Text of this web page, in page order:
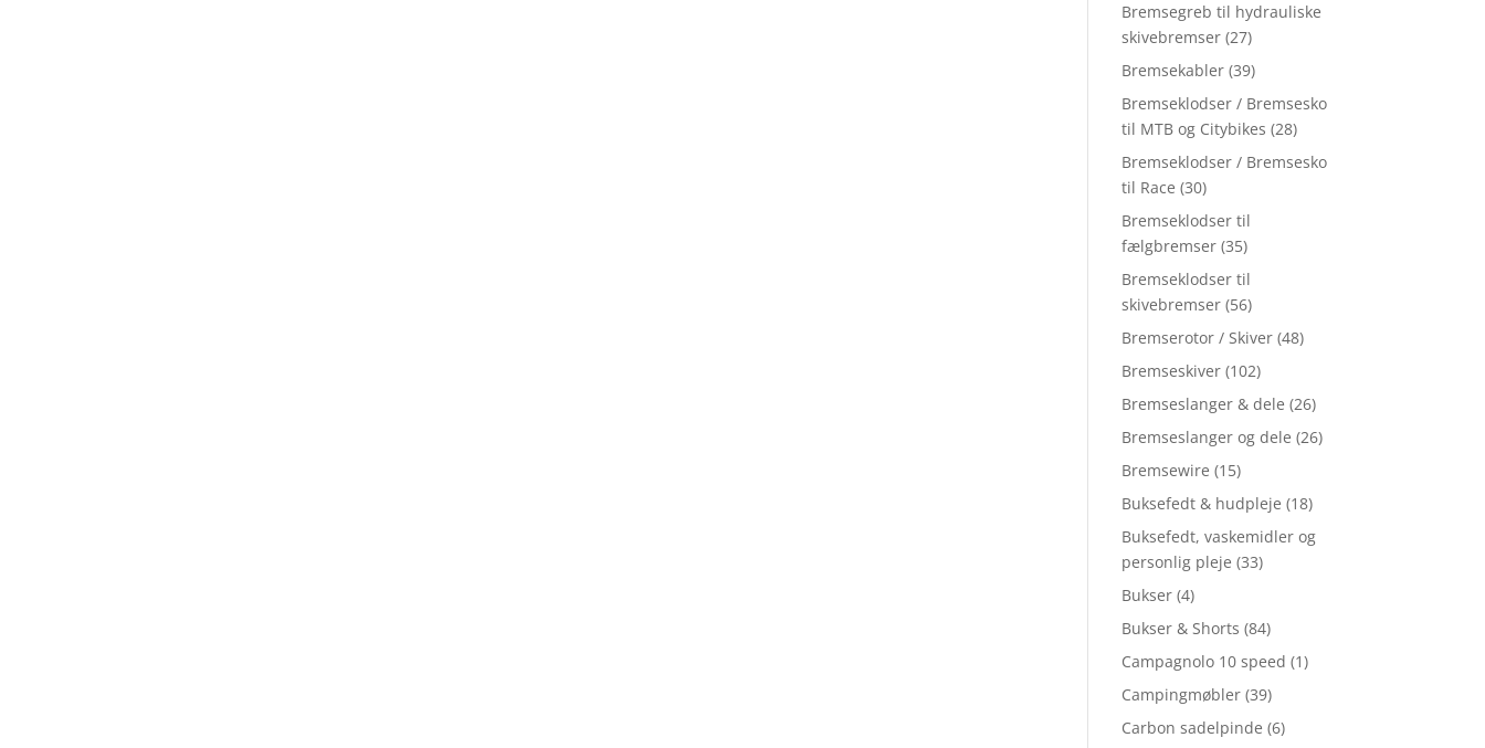
Bremsegreb til hydrauliske
skivebremser (27)
Bremsekabler (39)
Bremseklodser / Bremsesko
til MTB og Citybikes (28)
Bremseklodser / Bremsesko
til Race (30)
Bremseklodser til
fælgbremser (35)
Bremseklodser til
skivebremser (56)
Bremserotor / Skiver (48)
Bremseskiver (102)
Bremseslanger & dele (26)
Bremseslanger og dele (26)
Bremsewire (15)
Buksefedt & hudpleje (18)
Buksefedt, vaskemidler og
personlig pleje (33)
Bukser (4)
Bukser & Shorts (84)
Campagnolo 10 speed (1)
Campingmøbler (39)
Carbon sadelpinde (6)